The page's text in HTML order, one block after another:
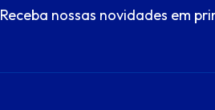
Receba nossas novidades em